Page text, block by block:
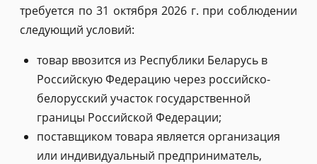
требуется по 31 октября 2026 г. при соблюдении
следующий условий:
товар ввозится из Республики Беларусь в
Российскую Федерацию через российско-
белорусский участок государственной
границы Российской Федерации;
поставщиком товара является организация
или индивидуальный предприниматель,